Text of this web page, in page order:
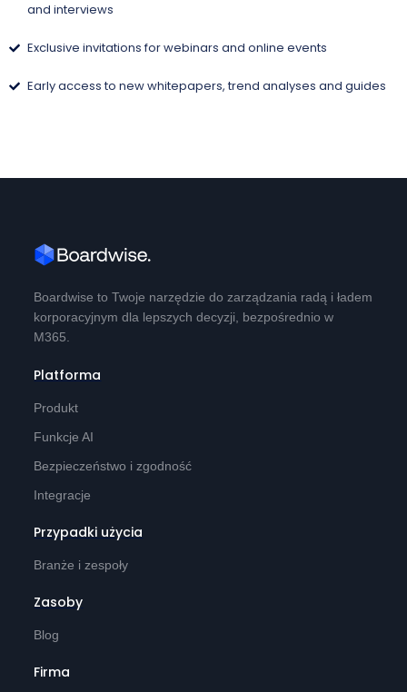
and interviews
Exclusive invitations for webinars and online events
Early access to new whitepapers, trend analyses and guides
Boardwise to Twoje narzędzie do zarządzania radą i ładem
korporacyjnym dla lepszych decyzji, bezpośrednio w
M365.
Platforma
Produkt
Funkcje AI
Bezpieczeństwo i zgodność
Integracje
Przypadki użycia
Branże i zespoły
Zasoby
Blog
Firma